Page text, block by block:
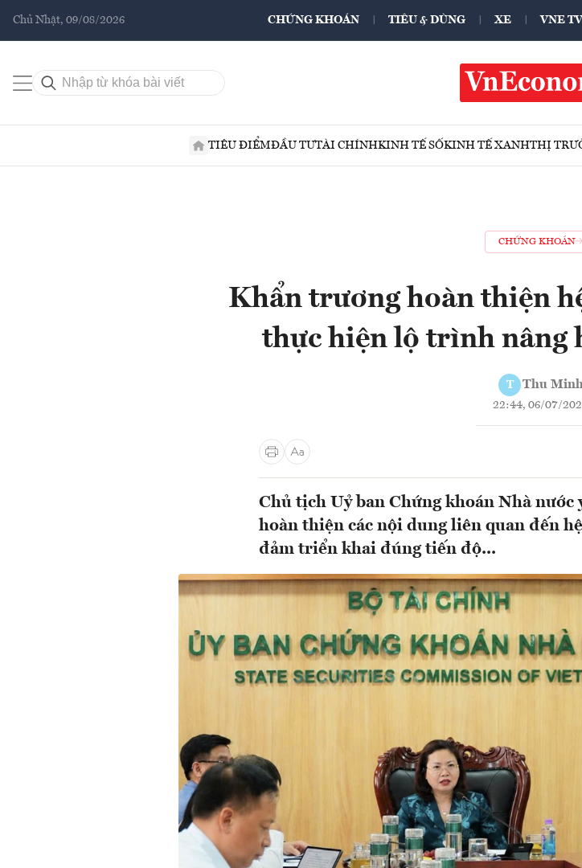
Chủ Nhật, 09/08/2026 CHỨNG KHOÁN TIÊU & DÙNG XE VNE TV
TIÊU ĐIỂMĐẦU TƯTÀI CHÍNHKINH TẾ SỐKINH TẾ XANHTHỊ
CHỨNG KHOÁN
Khẩn trương hoàn thiện
thực hiện lộ trình nâng
T Thu
22:44, 06/07/
Chủ tịch Uỷ ban Chứng khoán Nhà nước
hoàn thiện các nội dung liên quan đến
đảm triển khai đúng tiến độ...